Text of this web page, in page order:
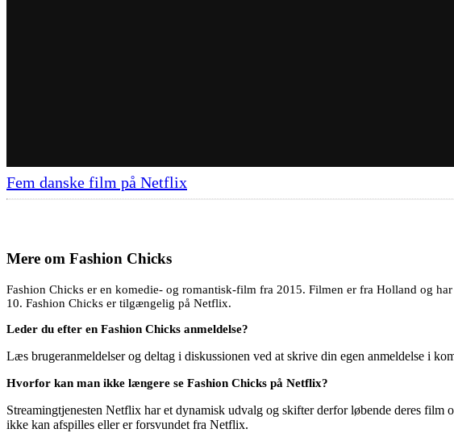
Fem danske film på Netflix
Mere om Fashion Chicks
Fashion Chicks er en komedie- og romantisk-film fra 2015. Filmen er fra Holland og
10. Fashion Chicks er tilgængelig på Netflix.
Leder du efter en Fashion Chicks anmeldelse?
Læs brugeranmeldelser og deltag i diskussionen ved at skrive din egen anmeldelse i
Hvorfor kan man ikke længere se Fashion Chicks på Netflix?
Streamingtjenesten Netflix har et dynamisk udvalg og skifter derfor løbende deres
ikke kan afspilles eller er forsvundet fra Netflix.